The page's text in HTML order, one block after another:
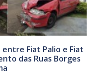
Fiat Palio e Fiat
das Ruas Borges